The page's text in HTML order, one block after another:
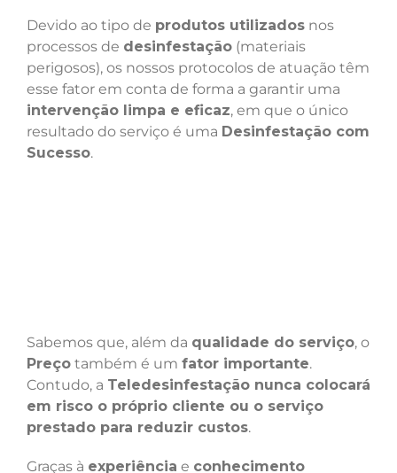
Devido ao tipo de produtos utilizados nos
processos de desinfestação (materiais
perigosos), os nossos protocolos de atuação têm
esse fator em conta de forma a garantir uma
intervenção limpa e eficaz, em que o único
resultado do serviço é uma Desinfestação com
Sucesso.
Sabemos que, além da qualidade do serviço, o
Preço também é um fator importante.
Contudo, a Teledesinfestação nunca colocará
em risco o próprio cliente ou o serviço
prestado para reduzir custos.
Graças à experiência e conhecimento